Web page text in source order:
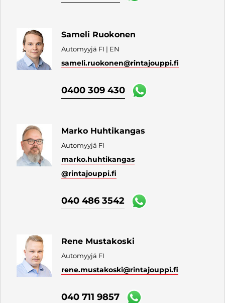
Sameli Ruokonen
Automyyjä FI | EN
sameli.ruokonen@rintajouppi.fi
0400 309 430
Marko Huhtikangas
Automyyjä FI
marko.huhtikangas
@rintajouppi.fi
040 486 3542
Rene Mustakoski
Automyyjä FI
rene.mustakoski@rintajouppi.fi
040 711 9857